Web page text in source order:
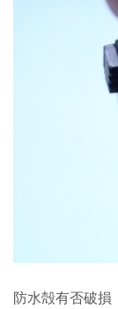
防水殻有否破損